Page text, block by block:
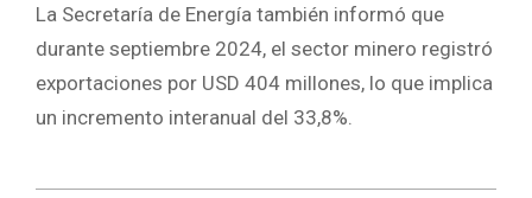
La Secretaría de Energía también informó que
durante septiembre 2024, el sector minero registró
exportaciones por USD 404 millones, lo que implica
un incremento interanual del 33,8%.